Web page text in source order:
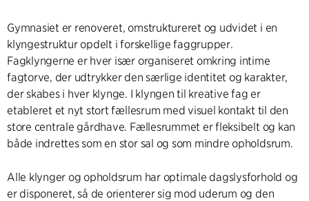
Gymnasiet er renoveret, omstruktureret og udvidet i en
klyngestruktur opdelt i forskellige faggrupper.
Fagklyngerne er hver især organiseret omkring intime
fagtorve, der udtrykker den særlige identitet og karakter,
der skabes i hver klynge. I klyngen til kreative fag er
etableret et nyt stort fællesrum med visuel kontakt til den
store centrale gårdhave. Fællesrummet er fleksibelt og kan
både indrettes som en stor sal og som mindre opholdsrum.
Alle klynger og opholdsrum har optimale dagslysforhold og
er disponeret, så de orienterer sig mod uderum og den